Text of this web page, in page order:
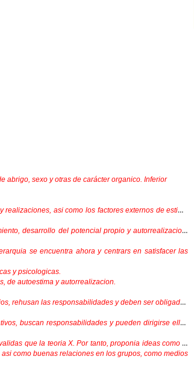
abrigo, sexo y otras de carácter organico. Inferior
asi como los factores externos de estima
desarrollo del potencial propio y autorrealizacion.
se encuentra ahora y centrars en satisfacer las
y psicologicas.
de autoestima y autorrealizacion.
rehusan las responsabilidades y deben ser obligados
buscan responsabilidades y pueden dirigirse ellos
que la teoria X. Por tanto, proponia ideas como la
como buenas relaciones en los grupos, como medios